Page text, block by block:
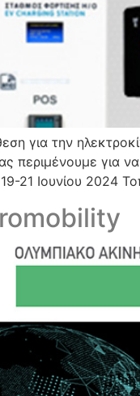
για την
περιμένουμε για
21 Ιουνίου 2024